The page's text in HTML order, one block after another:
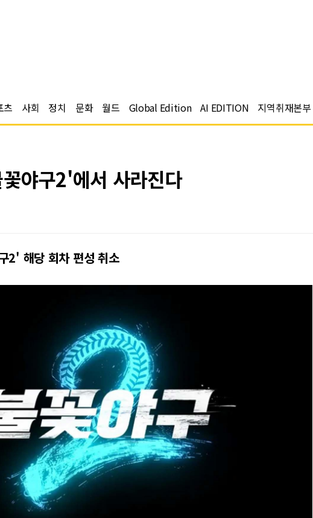
츠 사회 정치 문화 월드 Global Edition AI EDITION 지역취재본부
야구2'에서 사라진다
2' 해당 회차 편성 취소